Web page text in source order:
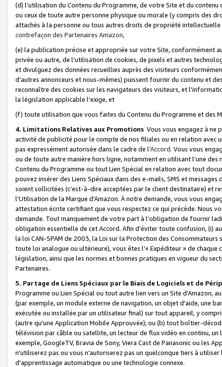
(d) l’utilisation du Contenu du Programme, de votre Site et du
ou ceux de toute autre personne physique ou morale (y compris des
attachés à la personne ou tous autres droits de propriété
contrefaçon des Partenaires Amazon,
(e) la publication précise et appropriée sur votre Site, conformément
privée ou autre, de l’utilisation de cookies, de pixels et autres
et divulguez des données recueillies auprès des visiteurs
d’autres annonceurs et nous-mêmes) puissent fournir du contenu et
reconnaître des cookies sur les navigateurs des visiteurs, et
la législation applicable l'exige, et
(f) toute utilisation que vous faites du Contenu du Programme et des
4. Limitations Relatives aux Promotions Vous vous engagez à ne
activité de publicité pour le compte de nos filiales ou en relation avec
pas expressément autorisée dans le cadre de l’Accord. Vous vous
ou de toute autre manière hors ligne, notamment en utilisant l’une
Contenu du Programme ou tout Lien Spécial en relation avec tout
pouvez insérer des Liens Spéciaux dans des e-mails, SMS et
soient sollicitées (c’est-à-dire acceptées par le client destinataire) et
l’Utilisation de la Marque d’Amazon. À notre demande, vous vous
attestation écrite certifiant que vous respectez ce qui précède. Nous
demande. Tout manquement de votre part à l’obligation de fournir
obligation essentielle de cet Accord. Afin d’éviter toute confusion, (i)
la loi CAN-SPAM de 2003, la Loi sur la Protection des
toute loi analogue ou ultérieure), vous êtes l’« Expéditeur » de
législation, ainsi que les normes et bonnes pratiques en vigueur du
Partenaires.
5. Partage de Liens Spéciaux par le Biais de Logiciels et de
Programme ou Lien Spécial ou tout autre lien vers un Site d'Amazon,
(par exemple, un module externe de navigation, un objet d'aide, une
exécutée ou installée par un utilisateur final) sur tout appareil, y
(autre qu'une Application Mobile Approuvée); ou (b) tout boîtier-
télévision par câble ou satellite, un lecteur de flux vidéo en continu,
exemple, GoogleTV, Bravia de Sony, Viera Cast de Panasonic ou les
n’utiliserez pas ou vous n’autoriserez pas un quelconque tiers à
d'apprentissage automatique ou une technologie connexe.